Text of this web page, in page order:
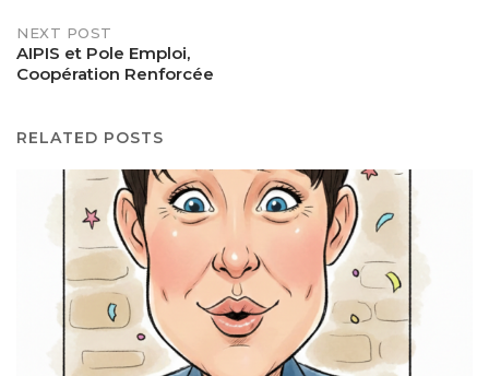
NEXT POST
AIPIS et Pole Emploi,
Coopération Renforcée
RELATED POSTS